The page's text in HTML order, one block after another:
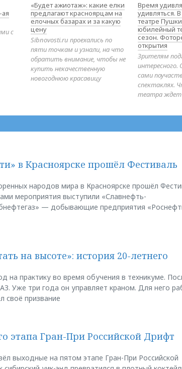
с
«Будет ажиотаж»: какие елки
предлагают красноярцам на
елочных базарах и за какую
цену
Sibnovosti.ru проехались по
пяти точкам и узнали, на что
обратить внимание, чтобы не
купить некачественную
новогоднюю красавицу
Время
удивляться.
театре
юбилейный
сезон.
открытия
Зрителям
сами
спектаклях.
театра ждет
в Красноярске прошёл Фестиваль
народов мира в Красноярске прошёл
мероприятия выступили «Славнефть-
— добывающие предприятия
на высоте»: история 20-летнего
на практику во время обучения в техникуме.
Уже три года он управляет краном. Для него
своё призвание
этапа Гран-При Российской Дрифт
выходные на пятом этапе Гран-При Российской